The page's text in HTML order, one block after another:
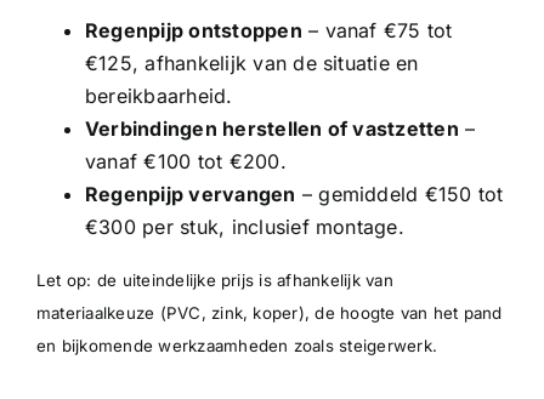
Regenpijp ontstoppen – vanaf €75 tot
€125, afhankelijk van de situatie en
bereikbaarheid.
Verbindingen herstellen of vastzetten –
vanaf €100 tot €200.
Regenpijp vervangen – gemiddeld €150 tot
€300 per stuk, inclusief montage.
Let op: de uiteindelijke prijs is afhankelijk van
materiaalkeuze (PVC, zink, koper), de hoogte van het pand
en bijkomende werkzaamheden zoals steigerwerk.